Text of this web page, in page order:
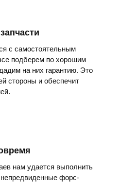
с самостоятельным
подберем по хорошим
на них гарантию. Это
стороны и обеспечит
нам удается выполнить
форс-